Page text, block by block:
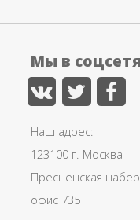
Мы в
Наш адрес:
123100 г. Москва
Пресненская
офис 735